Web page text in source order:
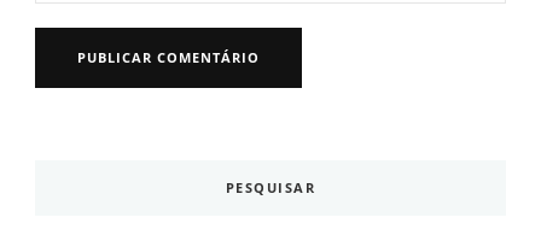
PESQUISAR